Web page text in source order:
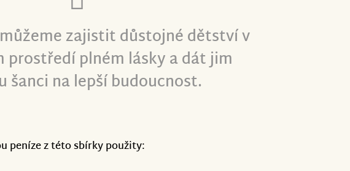
zajistit důstojné dětství v
prostředí plném lásky a dát jim
šanci na lepší budoucnost.
peníze z této sbírky použity: